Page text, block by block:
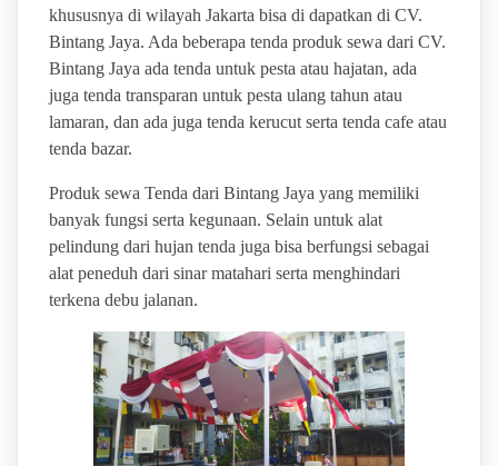
khususnya di wilayah Jakarta bisa di dapatkan di CV.
Bintang Jaya. Ada beberapa tenda produk sewa dari CV.
Bintang Jaya ada tenda untuk pesta atau hajatan, ada
juga tenda transparan untuk pesta ulang tahun atau
lamaran, dan ada juga tenda kerucut serta tenda cafe atau
tenda bazar.
Produk sewa Tenda dari Bintang Jaya yang memiliki
banyak fungsi serta kegunaan. Selain untuk alat
pelindung dari hujan tenda juga bisa berfungsi sebagai
alat peneduh dari sinar matahari serta menghindari
terkena debu jalanan.